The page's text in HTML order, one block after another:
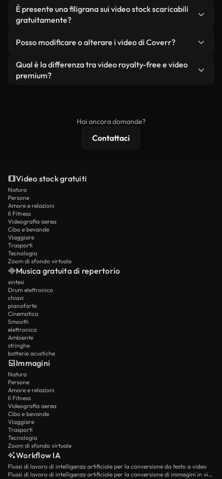
senza citare il creatore, sebbene sia sempre
gradito.
Sì. Tutti i filmati di Coverr possono essere utilizzati
in video monetizzati su YouTube, promozioni sui
condizione che non si rivendano o ridistribuiscano
È presente una filigrana sui video stock scaricabili
gratuitamente?
reali o generati dall'intelligenza artificiale, include
filigrane. Avrai a disposizione filmati puliti e pronti
all'uso.
Posso modificare o alterare i video di Coverr?
Sì. Siete liberi di tagliare, ritagliare o remixare i
nostri video. Assicuratevi solo che il prodotto
Qual è la differenza tra video royalty-free e video
premium?
Hai ancora domande?
Contattaci
Video stock gratuiti
Natura
Persone
Amore e relazioni
Il Fitness
Videografia aerea
Cibo e bevande
Viaggiare
Trasporti
Tecnologia
Zoom di sfondo virtuale
Musica gratuita di repertorio
sintesi
Drum elettronico
chiavi
pianoforte
Cinematica
Smooth
elettronica
Ambiente
stringhe
batterie acustiche
Immagini
Natura
Persone
Amore e relazioni
Il Fitness
Videografia aerea
Cibo e bevande
Viaggiare
Trasporti
Tecnologia
Zoom di sfondo virtuale
Workflow IA
Flussi di lavoro di intelligenza artificiale per la conversione da testo a video
Flussi di lavoro di intelligenza artificiale per la conversione di immagini in video